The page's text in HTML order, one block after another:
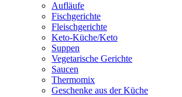
Aufläufe
Fischgerichte
Fleischgerichte
Keto-Küche/Keto
Suppen
Vegetarische Gerichte
Saucen
Thermomix
Geschenke aus der Küche